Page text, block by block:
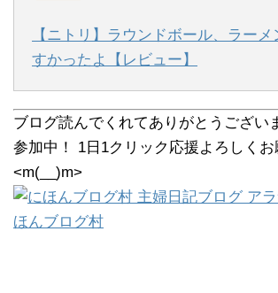
【ニトリ】ラウンドボール、ラー
すかったよ【レビュー】
ブログ読んでくれてありがとうござい
参加中！ 1日1クリック応援よろしく
<m(__)m>
ほんブログ村